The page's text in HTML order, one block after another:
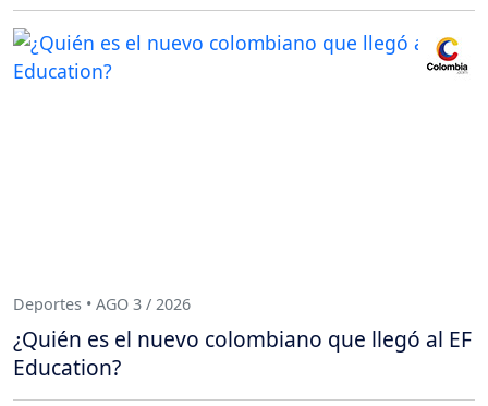
Deportes • AGO 3 / 2026
¿Quién es el nuevo colombiano que llegó al EF
Education?